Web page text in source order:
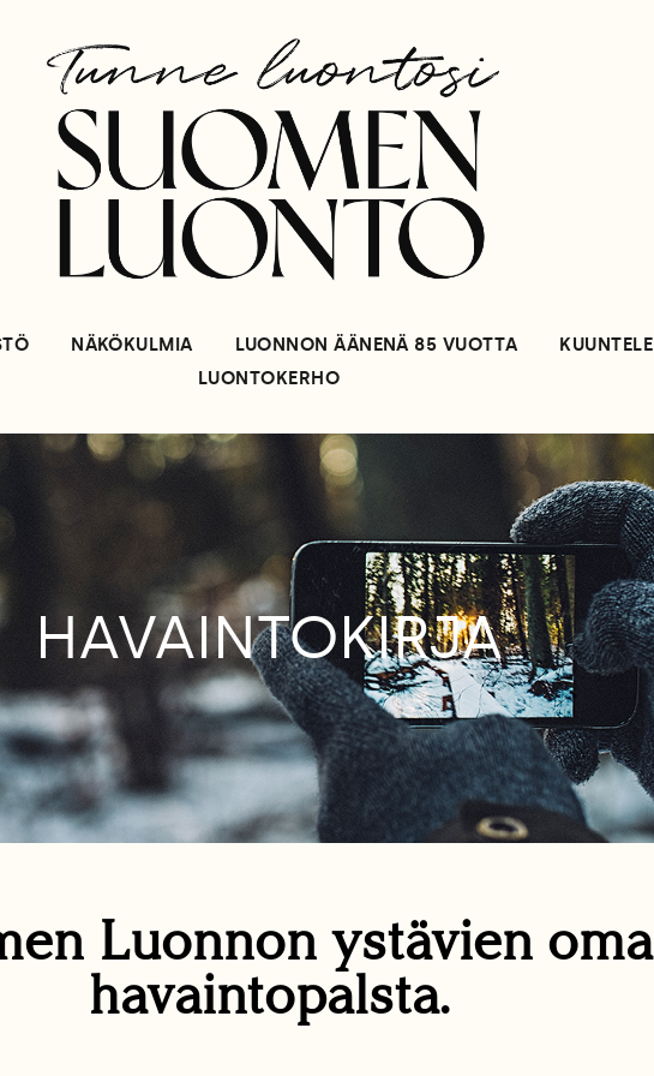
NÄKÖKULMIA LUONNON ÄÄNENÄ 85 VUOTTA KUUNTELE
LUONTOKERHO
HAVAINTOKIRJA
Luonnon ystävien oma
havaintopalsta.